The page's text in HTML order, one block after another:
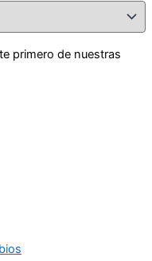
primero de nuestras